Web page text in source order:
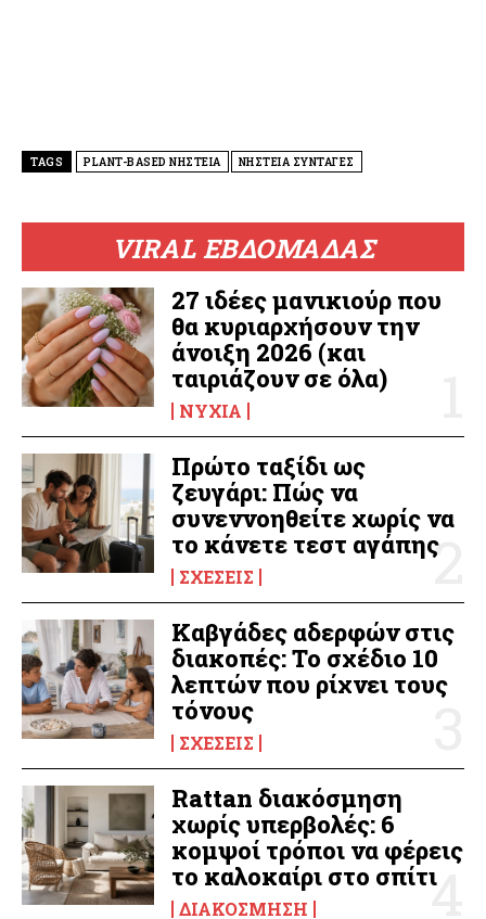
VIRAL ΕΒΔΟΜΑΔΑΣ
27 ιδέες μανικιούρ που
θα κυριαρχήσουν την
άνοιξη 2026 (και
ταιριάζουν σε όλα)
ΝΎΧΙΑ
Πρώτο ταξίδι ως
ζευγάρι: Πώς να
συνεννοηθείτε χωρίς να
το κάνετε τεστ αγάπης
ΣΧΈΣΕΙΣ
Καβγάδες αδερφών στις
διακοπές: Το σχέδιο 10
λεπτών που ρίχνει τους
τόνους
ΣΧΈΣΕΙΣ
Rattan διακόσμηση
χωρίς υπερβολές: 6
κομψοί τρόποι να φέρεις
το καλοκαίρι στο σπίτι
ΔΙΑΚΌΣΜΗΣΗ
TAGS PLANT-BASED ΝΗΣΤΕΙΑ ΝΗΣΤΕΙΑ ΣΥΝΤΑΓΕΣ